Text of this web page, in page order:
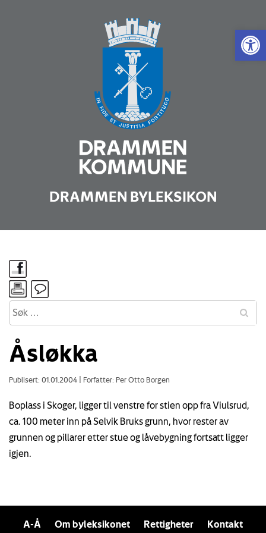
Vis
DRAMMEN BYLEKSIKON
Åsløkka
Publisert: 01.01.2004 Forfatter: Per Otto Borgen
Boplass i Skoger, ligger til venstre for stien opp fra Viulsrud,
ca. 100 meter inn på Selvik Bruks grunn, hvor rester av
grunnen og pillarer etter stue og låvebygning fortsatt ligger
igjen.
A-Å Om byleksikonet Rettigheter Kontakt